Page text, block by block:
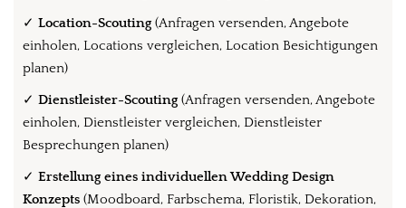
✓ Location-Scouting (Anfragen versenden, Angebote
einholen, Locations vergleichen, Location Besichtigungen
planen)
✓ Dienstleister-Scouting (Anfragen versenden, Angebote
einholen, Dienstleister vergleichen, Dienstleister
Besprechungen planen)
✓ Erstellung eines individuellen Wedding Design
Konzepts (Moodboard, Farbschema, Floristik, Dekoration,